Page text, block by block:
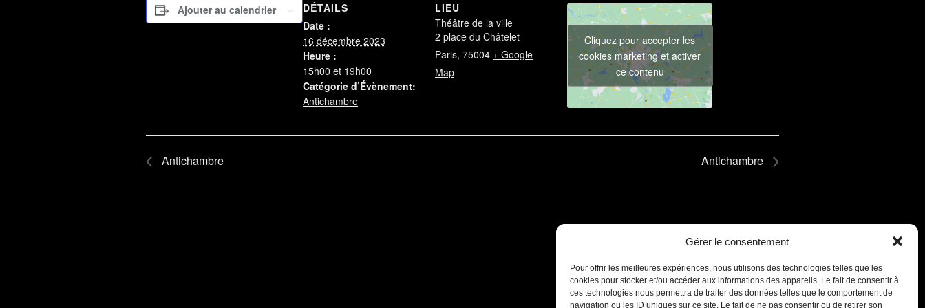
Gérer le consentement
Pour offrir les meilleures expériences, nous utilisons des technologies telles que les
cookies pour stocker et/ou accéder aux informations des appareils. Le fait de consentir à
ces technologies nous permettra de traiter des données telles que le comportement de
navigation ou les ID uniques sur ce site. Le fait de ne pas consentir ou de retirer son
Ajouter au calendrier
DÉTAILS
Date :
16 décembre 2023
Heure :
15h00 et 19h00
Catégorie d’Évènement:
Antichambre
LIEU
Théâtre de la ville
2 place du Châtelet
Paris, 75004 + Google
Map
Cliquez pour accepter les
cookies marketing et activer
ce contenu
Antichambre Antichambre